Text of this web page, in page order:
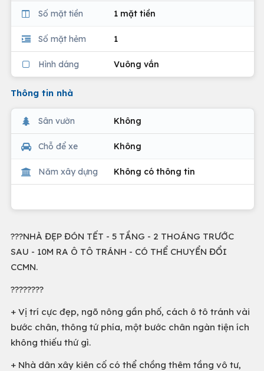
Số mặt tiền 1 mặt tiền
Số mặt hẻm 1
Hình dáng Vuông vắn
Thông tin nhà
Sân vườn Không
Chỗ để xe Không
Năm xây dựng Không có thông tin
???NHÀ ĐẸP ĐÓN TẾT - 5 TẦNG - 2 THOÁNG TRƯỚC
SAU - 10M RA Ô TÔ TRÁNH - CÓ THỂ CHUYỂN ĐỔI
CCMN.
????????
+ Vị trí cực đẹp, ngõ nông gần phố, cách ô tô tránh vài
bước chân, thông tứ phía, một bước chân ngàn tiện ích
không thiếu thứ gì.
+ Nhà dân xây kiên cố có thể chồng thêm tầng vô tư,